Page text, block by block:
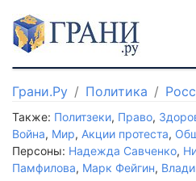
Грани.Ру Политика
Также: Политзеки, Право,
Война, Мир, Акции протеста,
Персоны: Надежда Савченко,
Памфилова, Марк Фейгин,